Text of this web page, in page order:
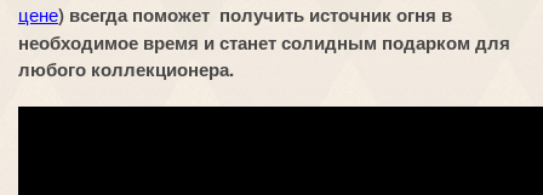
цене) всегда поможет получить источник огня в
необходимое время и станет солидным подарком для
любого коллекционера.